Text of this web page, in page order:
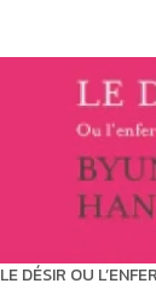
LE DÉSIR OU